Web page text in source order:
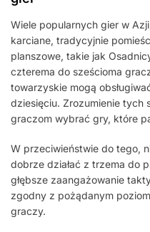
Wiele popularnych gier w
karciane, tradycyjnie
planszowe, takie jak
czterema do sześcioma
towarzyskie mogą
dziesięciu. Zrozumienie tych
graczom wybrać gry, które
W przeciwieństwie do tego,
dobrze działać z trzema do
głębsze zaangażowanie
zgodny z pożądanym
graczy.